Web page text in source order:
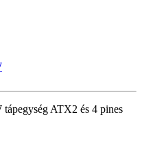
ATX2 és 4 pines